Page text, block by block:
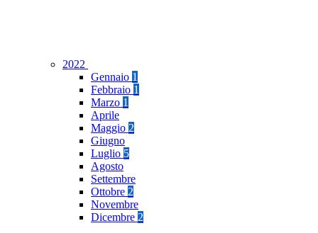
2022
Gennaio 1
Febbraio 1
Marzo 1
Aprile
Maggio 2
Giugno
Luglio 5
Agosto
Settembre
Ottobre 2
Novembre
Dicembre 2